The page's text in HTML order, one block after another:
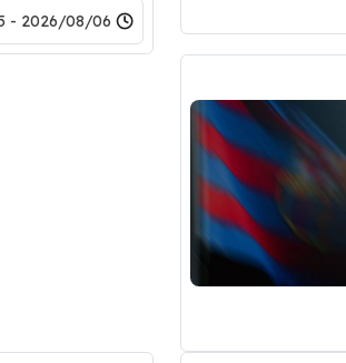
2026/08/06 - 13:55